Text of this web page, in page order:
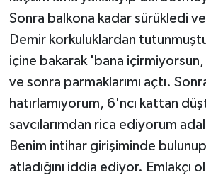
Sonra balkona kadar sürükledi ve
Demir korkuluklardan
içine bakarak 'bana
ve sonra parmaklarımı açtı.
hatırlamıyorum, 6'ncı kattan
savcılarımdan rica ediyorum
Benim intihar girişiminde
atladığını iddia ediyor. Emlakçı